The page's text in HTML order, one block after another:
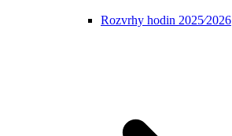
Rozvrhy hodin 2025⁄2026